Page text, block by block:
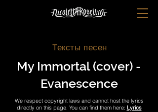
Тексты песен
My Immortal (cover) -
Evanescence
We respect copyright laws and cannot host the lyrics
directly on this page. You can find them here: Lyrics